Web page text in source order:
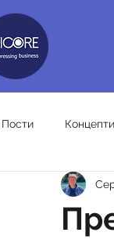
Пости Концепти
Дорожні